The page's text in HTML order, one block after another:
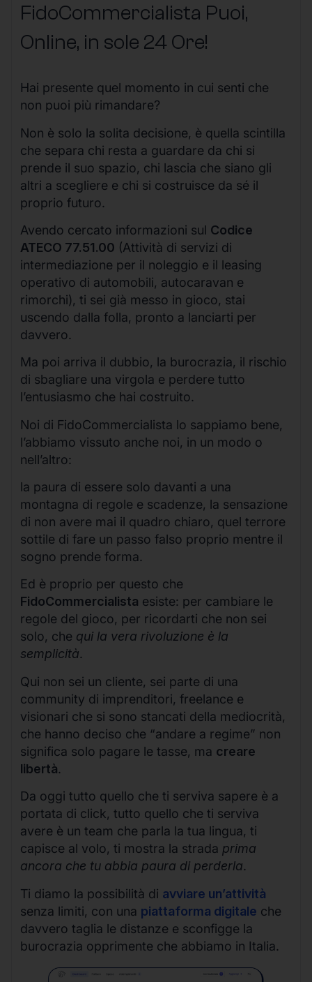
FidoCommercialista Puoi,
Online, in sole 24 Ore!
Hai presente quel momento in cui senti che
non puoi più rimandare?
Non è solo la solita decisione, è quella scintilla
che separa chi resta a guardare da chi si
prende il suo spazio, chi lascia che siano gli
altri a scegliere e chi si costruisce da sé il
proprio futuro.
Avendo cercato informazioni sul Codice
ATECO 77.51.00 (Attività di servizi di
intermediazione per il noleggio e il leasing
operativo di automobili, autocaravan e
rimorchi), ti sei già messo in gioco, stai
uscendo dalla folla, pronto a lanciarti per
davvero.
Ma poi arriva il dubbio, la burocrazia, il rischio
di sbagliare una virgola e perdere tutto
l’entusiasmo che hai costruito.
Noi di FidoCommercialista lo sappiamo bene,
l’abbiamo vissuto anche noi, in un modo o
nell’altro:
la paura di essere solo davanti a una
montagna di regole e scadenze, la sensazione
di non avere mai il quadro chiaro, quel terrore
sottile di fare un passo falso proprio mentre il
sogno prende forma.
Ed è proprio per questo che
FidoCommercialista esiste: per cambiare le
regole del gioco, per ricordarti che non sei
solo, che qui la vera rivoluzione è la
semplicità.
Qui non sei un cliente, sei parte di una
community di imprenditori, freelance e
visionari che si sono stancati della mediocrità,
che hanno deciso che “andare a regime” non
significa solo pagare le tasse, ma creare
libertà.
Da oggi tutto quello che ti serviva sapere è a
portata di click, tutto quello che ti serviva
avere è un team che parla la tua lingua, ti
capisce al volo, ti mostra la strada prima
ancora che tu abbia paura di perderla.
Ti diamo la possibilità di avviare un’attività
senza limiti, con una piattaforma digitale che
davvero taglia le distanze e sconfigge la
burocrazia opprimente che abbiamo in Italia.